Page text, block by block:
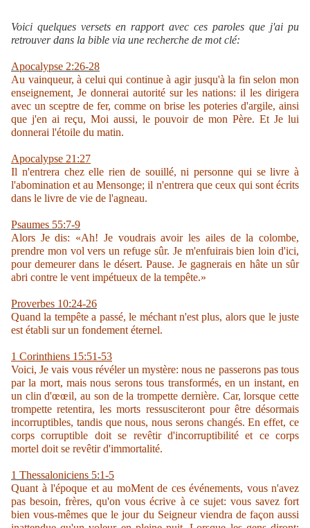
Voici quelques versets en rapport avec ces paroles que j'ai pu
retrouver dans la bible via une recherche de mot clé:
Apocalypse 2:26-28
Au vainqueur, à celui qui continue à agir jusqu'à la fin selon mon
enseignement, Je donnerai autorité sur les nations: il les dirigera
avec un sceptre de fer, comme on brise les poteries d'argile, ainsi
que j'en ai reçu, Moi aussi, le pouvoir de mon Père. Et Je lui
donnerai l'étoile du matin.
Apocalypse 21:27
Il n'entrera chez elle rien de souillé, ni personne qui se livre à
l'abomination et au Mensonge; il n'entrera que ceux qui sont écrits
dans le livre de vie de l'agneau.
Psaumes 55:7-9
Alors Je dis: «Ah! Je voudrais avoir les ailes de la colombe,
prendre mon vol vers un refuge sûr. Je m'enfuirais bien loin d'ici,
pour demeurer dans le désert. Pause. Je gagnerais en hâte un sûr
abri contre le vent impétueux de la tempête.»
Proverbes 10:24-26
Quand la tempête a passé, le méchant n'est plus, alors que le juste
est établi sur un fondement éternel.
1 Corinthiens 15:51-53
Voici, Je vais vous révéler un mystère: nous ne passerons pas tous
par la mort, mais nous serons tous transformés, en un instant, en
un clin d'œœil, au son de la trompette dernière. Car, lorsque cette
trompette retentira, les morts ressusciteront pour être désormais
incorruptibles, tandis que nous, nous serons changés. En effet, ce
corps corruptible doit se revêtir d'incorruptibilité et ce corps
mortel doit se revêtir d'immortalité.
1 Thessaloniciens 5:1-5
Quant à l'époque et au moMent de ces événements, vous n'avez
pas besoin, frères, qu'on vous écrive à ce sujet: vous savez fort
bien vous-mêmes que le jour du Seigneur viendra de façon aussi